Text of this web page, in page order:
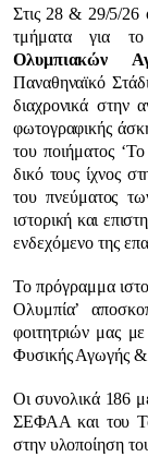
Στις 28 & 29/5/26
τμήματα για
Ολυμπιακών
Παναθηναϊκό
διαχρονικά στην
φωτογραφικής
του ποιήματος
δικό τους ίχνος
του πνεύματος
ιστορική και
ενδεχόμενο της
Το πρόγραμμα
Ολυμπία’
φοιτητριών μας
Φυσικής Αγωγής
Οι συνολικά 186
ΣΕΦΑΑ και του
στην υλοποίηση